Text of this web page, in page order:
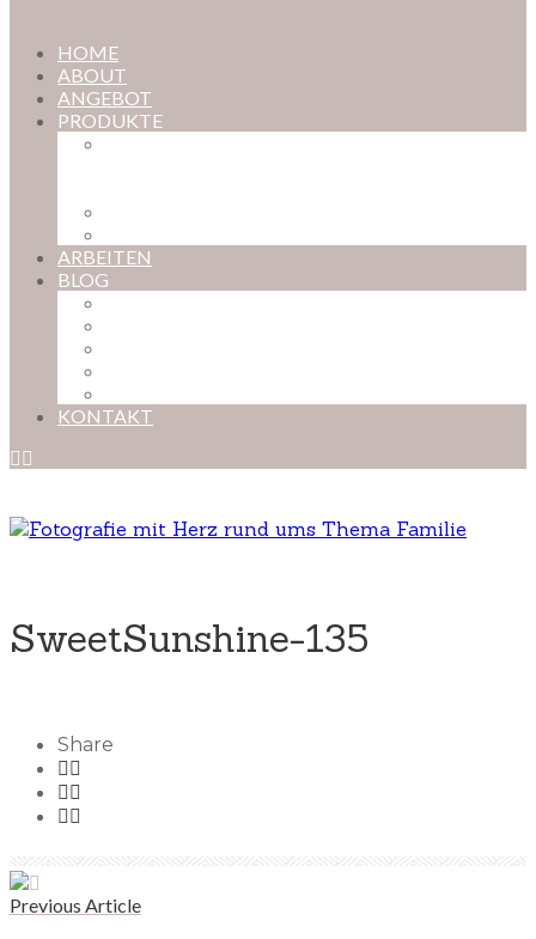
HOME
ABOUT
ANGEBOT
PRODUKTE
ARBEITEN
BLOG
KONTAKT
SweetSunshine-135
Share
Previous Article